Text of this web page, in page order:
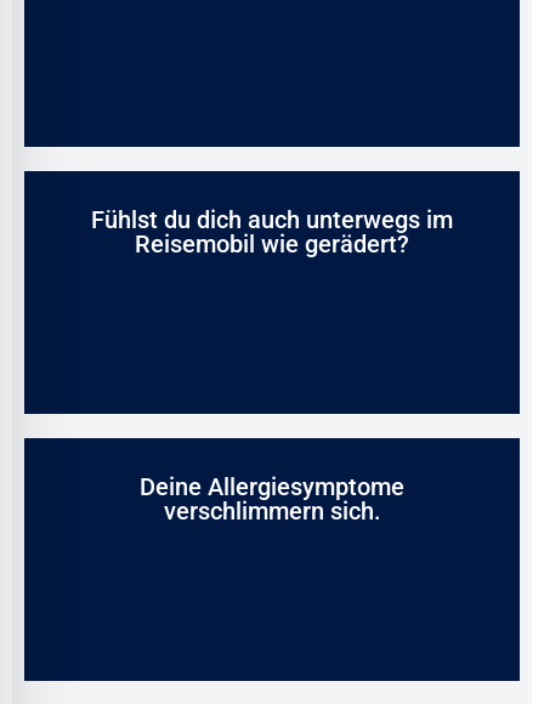
Fühlst du dich auch unterwegs im
Reisemobil wie gerädert?
Deine Allergiesymptome
verschlimmern sich.